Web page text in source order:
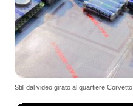
Still dal video girato al quartiere Corvetto